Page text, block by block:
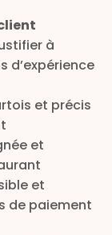
à
d’expérience
et précis
et
et
de paiement